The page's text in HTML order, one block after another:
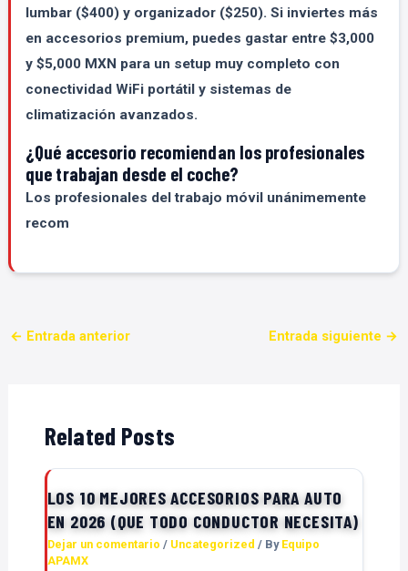
lumbar ($400) y organizador ($250). Si inviertes más
en accesorios premium, puedes gastar entre $3,000
y $5,000 MXN para un setup muy completo con
conectividad WiFi portátil y sistemas de
climatización avanzados.
¿Qué accesorio recomiendan los profesionales
que trabajan desde el coche?
Los profesionales del trabajo móvil unánimemente
recom
← Entrada anterior Entrada siguiente →
Related Posts
LOS 10 MEJORES ACCESORIOS PARA AUTO
EN 2026 (QUE TODO CONDUCTOR NECESITA)
Dejar un comentario / Uncategorized / By Equipo
APAMX